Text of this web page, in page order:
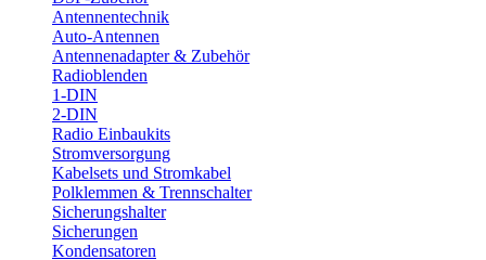
Antennentechnik
Auto-Antennen
Antennenadapter & Zubehör
Radioblenden
1-DIN
2-DIN
Radio Einbaukits
Stromversorgung
Kabelsets und Stromkabel
Polklemmen & Trennschalter
Sicherungshalter
Sicherungen
Kondensatoren